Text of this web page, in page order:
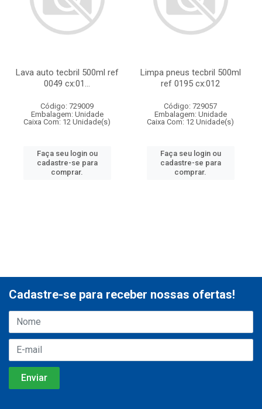
Lava auto tecbril 500ml ref
0049 cx:01...
Código: 729009
Embalagem: Unidade
Caixa Com: 12 Unidade(s)
Faça seu login ou
cadastre-se para
comprar.
Limpa pneus tecbril 500ml
ref 0195 cx:012
Código: 729057
Embalagem: Unidade
Caixa Com: 12 Unidade(s)
Faça seu login ou
cadastre-se para
comprar.
Cadastre-se para receber nossas ofertas!